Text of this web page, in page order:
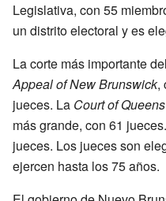
Legislativa, con 55
un distrito electoral y es
La corte más importante del
Appeal of New Brunswick,
jueces. La Court of
más grande, con 61
jueces. Los jueces son
ejercen hasta los 75 años.